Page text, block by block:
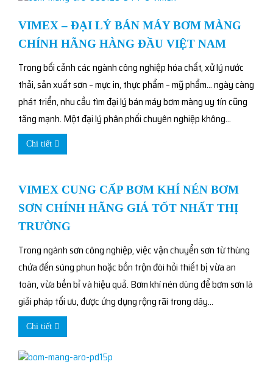
VIMEX – ĐẠI LÝ BÁN MÁY BƠM MÀNG
CHÍNH HÃNG HÀNG ĐẦU VIỆT NAM
Trong bối cảnh các ngành công nghiệp hóa chất, xử lý nước
thải, sản xuất sơn – mực in, thực phẩm – mỹ phẩm… ngày càng
phát triển, nhu cầu tìm đại lý bán máy bơm màng uy tín cũng
tăng mạnh. Một đại lý phân phối chuyên nghiệp không...
Chi tiết
VIMEX CUNG CẤP BƠM KHÍ NÉN BƠM
SƠN CHÍNH HÃNG GIÁ TỐT NHẤT THỊ
TRƯỜNG
Trong ngành sơn công nghiệp, việc vận chuyển sơn từ thùng
chứa đến súng phun hoặc bồn trộn đòi hỏi thiết bị vừa an
toàn, vừa bền bỉ và hiệu quả. Bơm khí nén dùng để bơm sơn là
giải pháp tối ưu, được ứng dụng rộng rãi trong dây...
Chi tiết